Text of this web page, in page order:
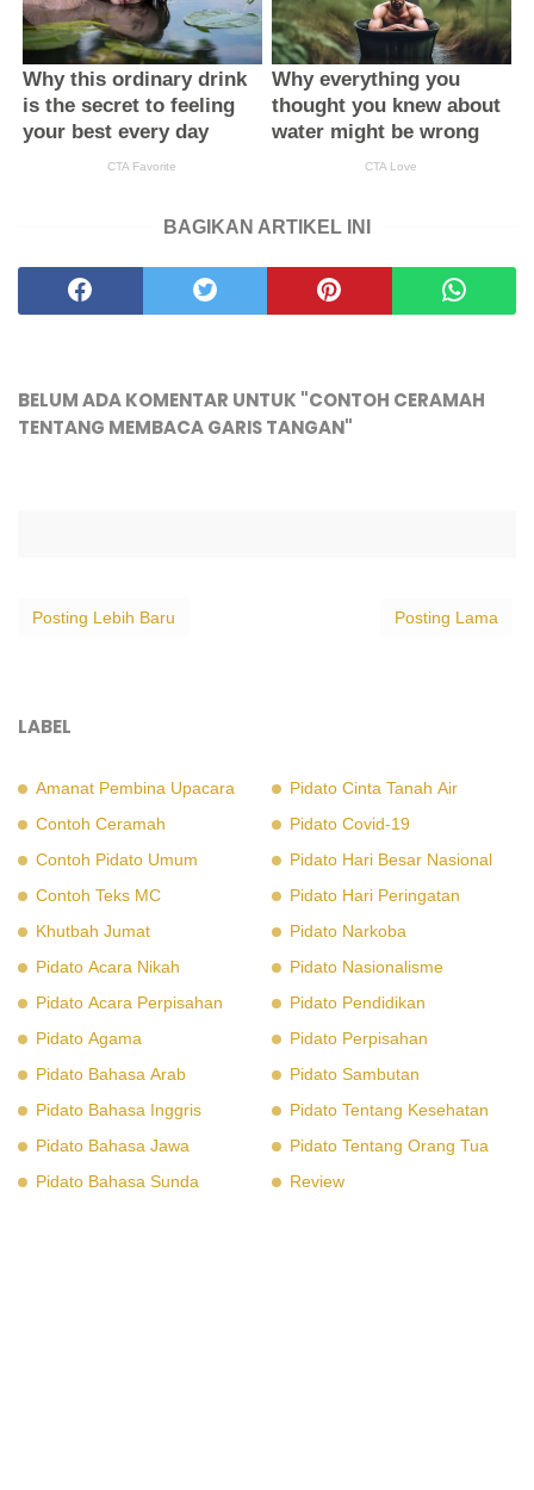
BAGIKAN ARTIKEL INI
BELUM ADA KOMENTAR UNTUK "CONTOH CERAMAH
TENTANG MEMBACA GARIS TANGAN"
Posting Lebih Baru Posting Lama
LABEL
Amanat Pembina Upacara
Contoh Ceramah
Contoh Pidato Umum
Contoh Teks MC
Khutbah Jumat
Pidato Acara Nikah
Pidato Acara Perpisahan
Pidato Agama
Pidato Bahasa Arab
Pidato Bahasa Inggris
Pidato Bahasa Jawa
Pidato Bahasa Sunda
Pidato Cinta Tanah Air
Pidato Covid-19
Pidato Hari Besar Nasional
Pidato Hari Peringatan
Pidato Narkoba
Pidato Nasionalisme
Pidato Pendidikan
Pidato Perpisahan
Pidato Sambutan
Pidato Tentang Kesehatan
Pidato Tentang Orang Tua
Review